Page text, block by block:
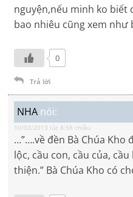
nguyện,nếu minh ko biết
bao nhiêu cũng xem như
0
Trả lời
NHA nói:
10/02/2013 lúc 8:58 chiều
…”….về đền Bà Chúa Kho
lộc, cầu con, cầu của,
thiện.” Bà Chúa Kho có